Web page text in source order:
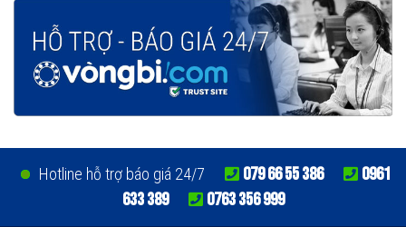
Hotline hỗ trợ báo giá 24/7 079 66 55 386
0961
633 389
0763 356 999